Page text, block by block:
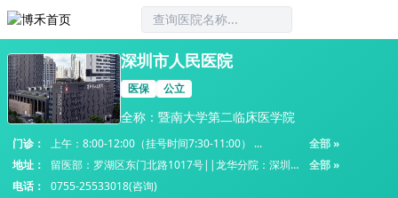
深圳市人民医院
医保 公立
全称：暨南大学第二临床医学院
门诊： 上午：8:00-12:00（挂号时间7:30-11:00） ...
全部 »
地址：
留医部：罗湖区东门北路1017号||龙华分院：深圳市龙华区龙...
全部 »
电话：
0755-25533018(咨询)